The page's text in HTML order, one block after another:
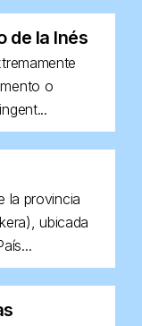
de la Inés
o
la provincia
ubicada